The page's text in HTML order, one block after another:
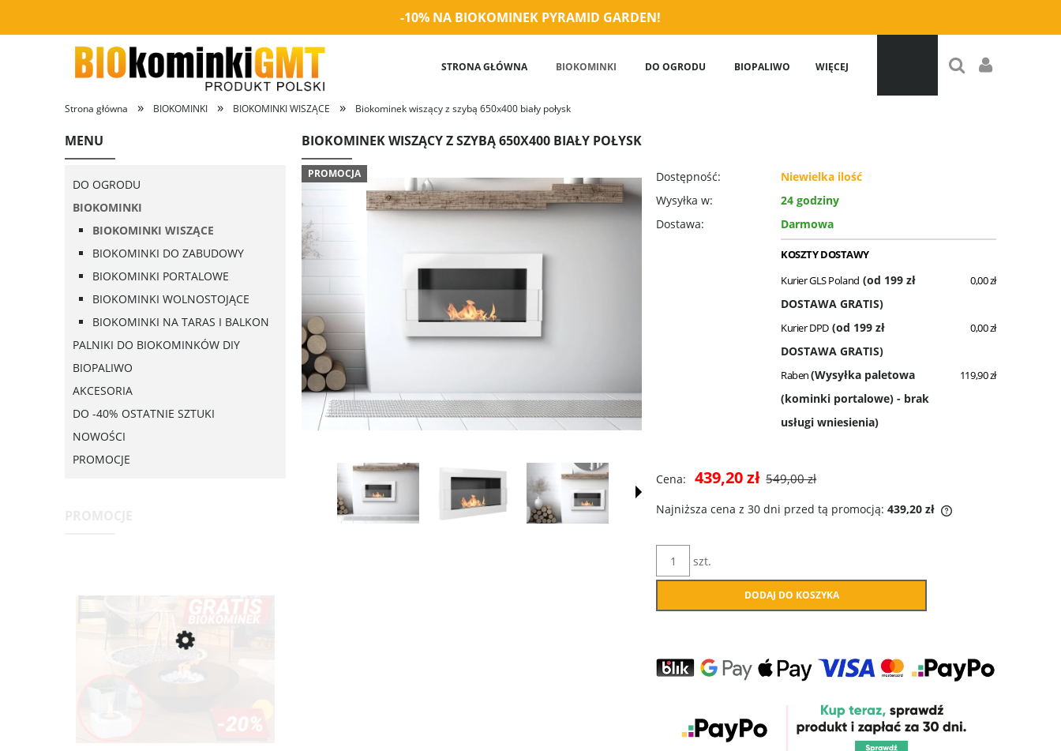
-10% NA BIOKOMINEK PYRAMID GARDEN!
STRONA GŁÓWNA BIOKOMINKI DO OGRODU BIOPALIWO WIĘCEJ
Strona główna » BIOKOMINKI » BIOKOMINKI WISZĄCE » Biokominek wiszący z szybą 650x400 biały połysk
MENU
DO OGRODU
BIOKOMINKI
BIOKOMINKI WISZĄCE
BIOKOMINKI DO ZABUDOWY
BIOKOMINKI PORTALOWE
BIOKOMINKI WOLNOSTOJĄCE
BIOKOMINKI NA TARAS I BALKON
PALNIKI DO BIOKOMINKÓW DIY
BIOPALIWO
AKCESORIA
DO -40% OSTATNIE SZTUKI
NOWOŚCI
PROMOCJE
BIOKOMINEK WISZĄCY Z SZYBĄ 650X400 BIAŁY POŁYSK
PROMOCJA Dostępność:
Niewielka ilość
Wysyłka w:
24 godziny
Dostawa:
Darmowa
KOSZTY DOSTAWY
Kurier GLS Poland (od 199 zł
DOSTAWA GRATIS)
0,00 zł
Kurier DPD(od 199 zł
DOSTAWA GRATIS)
0,00 zł
Raben(Wysyłka paletowa
(kominki portalowe) - brak
usługi wniesienia)
119,90 zł
Cena: 439,20 zł 549,00 zł
Najniższa cena z 30 dni przed tą promocją:439,20 zł
momentu, kiedy produkt pojawił się w
sprzedaży.
szt.
DODAJ DO KOSZYKA